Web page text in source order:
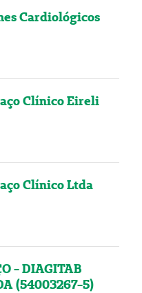
Cardiológicos
Clínico Eireli
Clínico Ltda
- DIAGITAB
(54003267-5)